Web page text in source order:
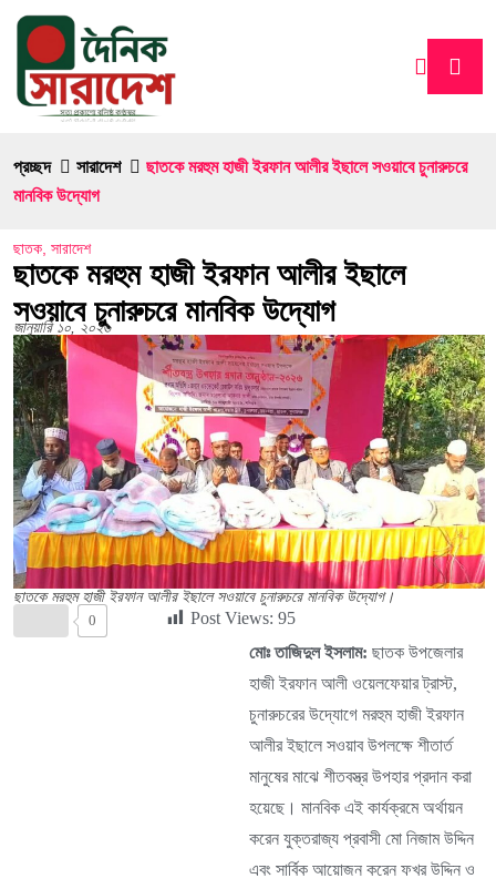
প্রচ্ছদ সারাদেশ
ছাতকে মরহুম হাজী ইরফান আলীর ইছালে সওয়াবে চুনারুচরে
মানবিক উদ্যোগ
ছাতক, সারাদেশ
ছাতকে মরহুম হাজী ইরফান আলীর ইছালে
সওয়াবে চুনারুচরে মানবিক উদ্যোগ
জানুয়ারি ১০, ২০২৬
ছাতকে মরহুম হাজী ইরফান আলীর ইছালে সওয়াবে চুনারুচরে মানবিক উদ্যোগ।
0 Post Views: 95
মোঃ তাজিদুল ইসলাম: ছাতক উপজেলার
হাজী ইরফান আলী ওয়েলফেয়ার ট্রাস্ট,
চুনারুচরের উদ্যোগে মরহুম হাজী ইরফান
আলীর ইছালে সওয়াব উপলক্ষে শীতার্ত
মানুষের মাঝে শীতবস্ত্র উপহার প্রদান করা
হয়েছে। মানবিক এই কার্যক্রমে অর্থায়ন
করেন যুক্তরাজ্য প্রবাসী মো নিজাম উদ্দিন
এবং সার্বিক আয়োজন করেন ফখর উদ্দিন ও